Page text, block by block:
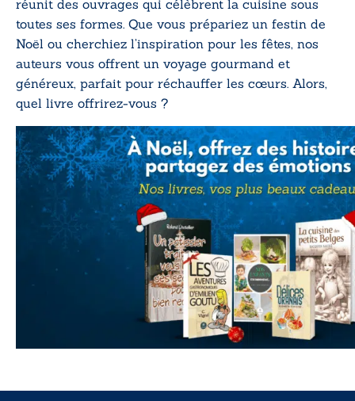
réunit des ouvrages qui célèbrent la cuisine sous
toutes ses formes. Que vous prépariez un festin de
Noël ou cherchiez l’inspiration pour les fêtes, nos
auteurs vous offrent un voyage gourmand et
généreux, parfait pour réchauffer les cœurs. Alors,
quel livre offrirez-vous ?